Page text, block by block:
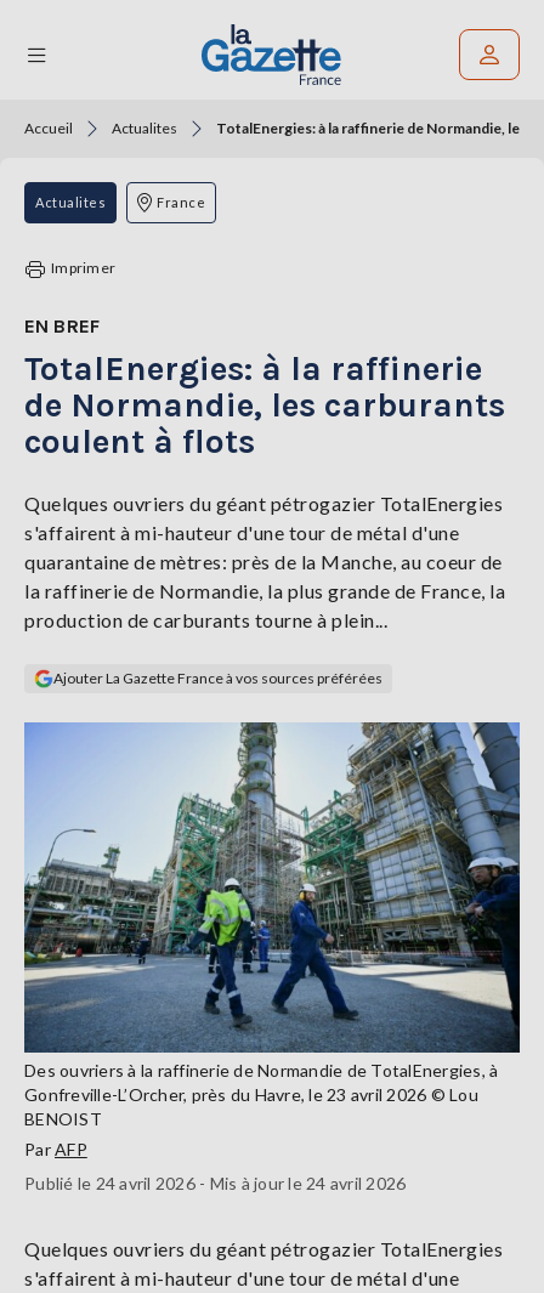
THÉMATIQUES
RÉGIONS
TENDANCES
SERVICES
LA
Se
connecter
Accueil Actualites TotalEnergies: à la raffinerie de Normandie, les
Actualites France
Imprimer
EN BREF
TotalEnergies: à la raffinerie
de Normandie, les carburants
coulent à flots
Quelques ouvriers du géant pétrogazier TotalEnergies
s'affairent à mi-hauteur d'une tour de métal d'une
quarantaine de mètres: près de la Manche, au coeur de
la raffinerie de Normandie, la plus grande de France, la
production de carburants tourne à plein...
Ajouter La Gazette France à vos sources préférées
Des ouvriers à la raffinerie de Normandie de TotalEnergies, à
Gonfreville-L’Orcher, près du Havre, le 23 avril 2026 © Lou
BENOIST
ParAFP
Publié le 24 avril 2026 - Mis à jour le 24 avril 2026
Quelques ouvriers du géant pétrogazier TotalEnergies
s'affairent à mi-hauteur d'une tour de métal d'une